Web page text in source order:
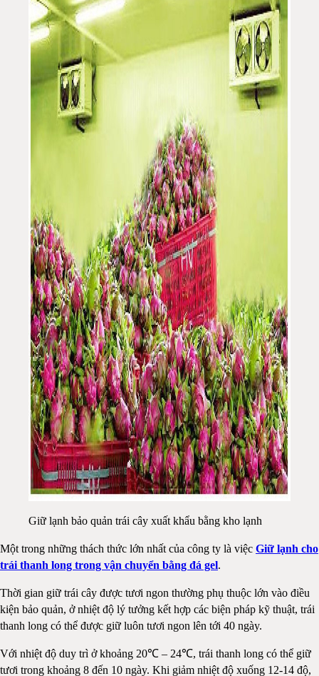
Giữ lạnh bảo quản trái cây xuất khẩu bằng kho lạnh
Một trong những thách thức lớn nhất của công ty là việc Giữ lạnh cho
trái thanh long trong vận chuyển bằng đá gel.
Thời gian giữ trái cây được tươi ngon thường phụ thuộc lớn vào điều
kiện bảo quản, ở nhiệt độ lý tưởng kết hợp các biện pháp kỹ thuật, trái
thanh long có thể được giữ luôn tươi ngon lên tới 40 ngày.
Với nhiệt độ duy trì ở khoảng 20℃ – 24℃, trái thanh long có thể giữ
tươi trong khoảng 8 đến 10 ngày. Khi giảm nhiệt độ xuống 12-14 độ,